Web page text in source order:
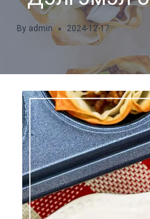
By admin 2024-12-17